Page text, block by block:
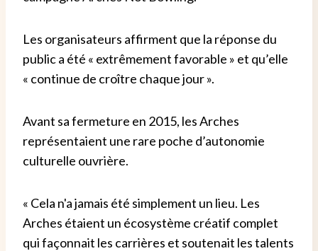
Les organisateurs affirment que la réponse du
public a été « extrêmement favorable » et qu’elle
« continue de croître chaque jour ».
Avant sa fermeture en 2015, les Arches
représentaient une rare poche d’autonomie
culturelle ouvrière.
« Cela n'a jamais été simplement un lieu. Les
Arches étaient un écosystème créatif complet
qui façonnait les carrières et soutenait les talents